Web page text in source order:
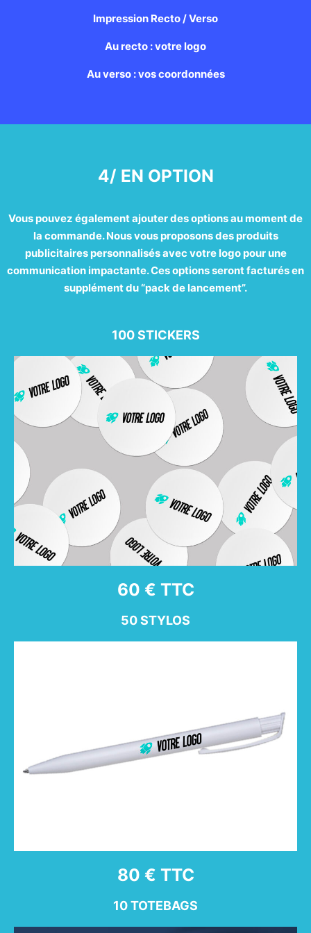
Impression Recto / Verso
Au recto : votre logo
Au verso : vos coordonnées
4/ EN OPTION
Vous pouvez également ajouter des options au moment de
la commande. Nous vous proposons des produits
publicitaires personnalisés avec votre logo pour une
communication impactante. Ces options seront facturés en
supplément du “pack de lancement”.
100 STICKERS
60 € TTC
50 STYLOS
80 € TTC
10 TOTEBAGS